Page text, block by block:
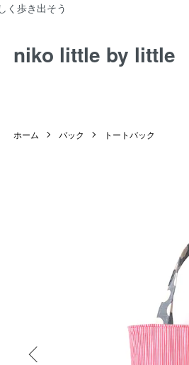
く歩き出そう
niko little by little
ホーム バック トートバック